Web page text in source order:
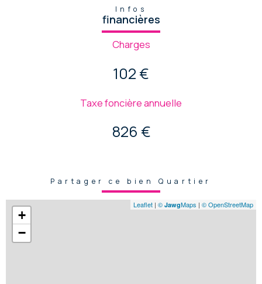
Infos
financières
Charges
102 €
Taxe foncière annuelle
826 €
Partager ce bien Quartier
+
−
Leaflet | © JawgMaps | © OpenStreetMap